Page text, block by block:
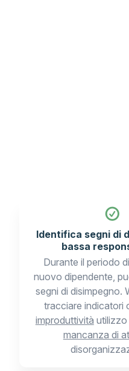
Identifica segni di
bassa
Durante il periodo
nuovo dipendente,
segni di disimpegno.
tracciare indicatori
improduttività utilizzo
mancanza di